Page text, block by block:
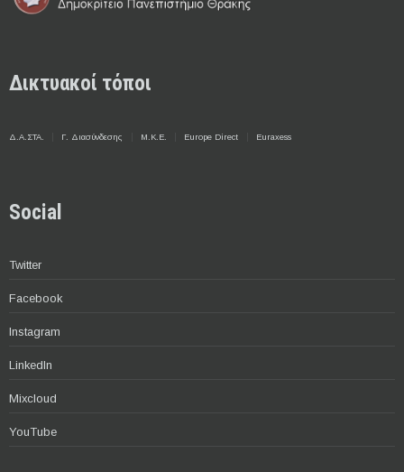
Δικτυακοί τόποι
Δ.Α.ΣΤΑ. Γ. Διασύνδεσης Μ.Κ.Ε. Europe Direct Euraxess
Social
Twitter
Facebook
Instagram
LinkedIn
Mixcloud
YouTube